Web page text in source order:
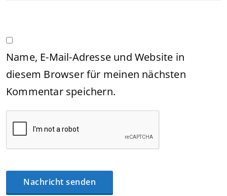
Name, E-Mail-Adresse und Website in
diesem Browser für meinen nächsten
Kommentar speichern.